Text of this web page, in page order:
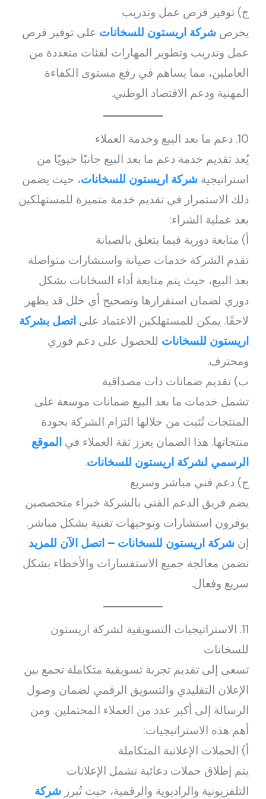
ج) توفير فرص عمل وتدريب
يحرصشركة اريستون للسخانات على توفير فرص
عمل وتدريب وتطوير المهارات لفئات متعددة من
العاملين، مما يساهم في رفع مستوى الكفاءة
المهنية ودعم الاقتصاد الوطني.
10. دعم ما بعد البيع وخدمة العملاء
يُعد تقديم خدمة دعم ما بعد البيع جانبًا حيويًا من
استراتيجيةشركة اريستون للسخانات، حيث يضمن
ذلك الاستمرار في تقديم خدمة متميزة للمستهلكين
بعد عملية الشراء:
أ) متابعة دورية فيما يتعلق بالصيانة
تقدم الشركة خدمات صيانة واستشارات متواصلة
بعد البيع، حيث يتم متابعة أداء السخانات بشكل
دوري لضمان استقرارها وتصحيح أي خلل قد يظهر
لاحقًا. يمكن للمستهلكين الاعتماد علىاتصل بشركة
اريستون للسخانات للحصول على دعم فوري
ومحترف.
ب) تقديم ضمانات ذات مصداقية
تشمل خدمات ما بعد البيع ضمانات موسعة على
المنتجات تُثبت من خلالها التزام الشركة بجودة
منتجاتها. هذا الضمان يعزز ثقة العملاء فيالموقع
الرسمي لشركة اريستون للسخانات.
ج) دعم فني مباشر وسريع
يضم فريق الدعم الفني بالشركة خبراء متخصصين
يوفرون استشارات وتوجيهات تقنية بشكل مباشر.
إنشركة اريستون للسخانات – اتصل الآن للمزيد
تضمن معالجة جميع الاستفسارات والأخطاء بشكل
سريع وفعال.
11. الاستراتيجيات التسويقية لشركة اريستون
للسخانات
تسعى إلى تقديم تجربة تسويقية متكاملة تجمع بين
الإعلان التقليدي والتسويق الرقمي لضمان وصول
الرسالة إلى أكبر عدد من العملاء المحتملين. ومن
أهم هذه الاستراتيجيات:
أ) الحملات الإعلانية المتكاملة
يتم إطلاق حملات دعائية تشمل الإعلانات
التلفزيونية والراديوية والرقمية، حيث تُبرزشركة